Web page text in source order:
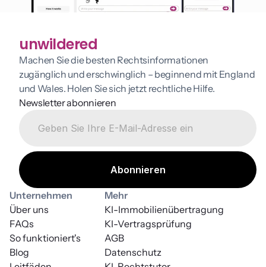
unwildered
Machen Sie die besten Rechtsinformationen
zugänglich und erschwinglich – beginnend mit England
und Wales. Holen Sie sich jetzt rechtliche Hilfe.
Newsletter abonnieren
Unternehmen
Über uns
FAQs
So funktioniert's
Blog
Mehr
AGB
KI-Vertragsprüfung
Datenschutz
KI-Immobilienübertragung